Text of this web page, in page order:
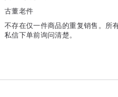
古董老件
不存在仅一件商品的重复销售。所
私信下单前询问清楚。